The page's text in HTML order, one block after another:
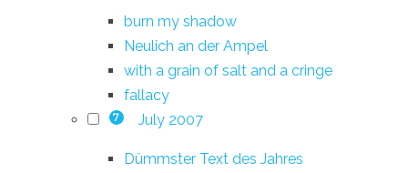
burn my shadow
Neulich an der Ampel
with a grain of salt and a cringe
fallacy
7 July 2007
Dümmster Text des Jahres